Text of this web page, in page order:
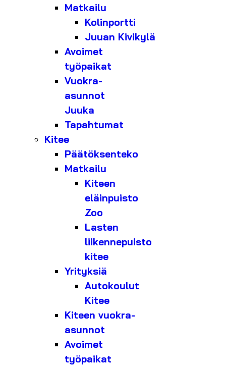
Matkailu
Kolinportti
Juuan Kivikylä
Avoimet
työpaikat
Vuokra-
asunnot
Juuka
Tapahtumat
Kitee
Päätöksenteko
Matkailu
Kiteen
eläinpuisto
Zoo
Lasten
liikennepuisto
kitee
Yrityksiä
Autokoulut
Kitee
Kiteen vuokra-
asunnot
Avoimet
työpaikat